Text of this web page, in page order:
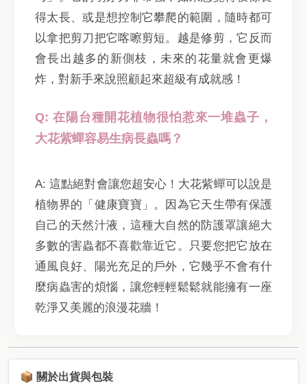
得太長、或是想控制它攀爬的範圍，隨時都可
以拿把剪刀把它喀嚓剪短。越是修剪，它反而
會長出越多的新側枝，未來的花量就會更爆
炸，對新手來說照顧起來超級有成就感！
Q: 在陽台種開花植物很怕惹來一堆蟲子，
大花紫蟬容易生病長蟲嗎？
A: 這點絕對會讓您超安心！大花紫蟬可以說是
植物界的「健康寶寶」。因為它天生帶有保護
自己的天然汁液，這種大自然的防護罩讓絕大
多數的害蟲都不喜歡靠近它。只要您把它放在
通風良好、陽光充足的戶外，它幾乎不會有什
麼病蟲害的煩惱，讓您輕輕鬆鬆就能擁有一座
乾淨又美麗的浪漫花牆！
📦 關於出貨與包裝